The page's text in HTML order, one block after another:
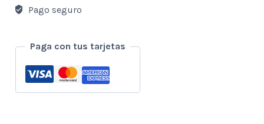
Usb
K886
cantidad
Pago seguro
Paga con tus tarjetas